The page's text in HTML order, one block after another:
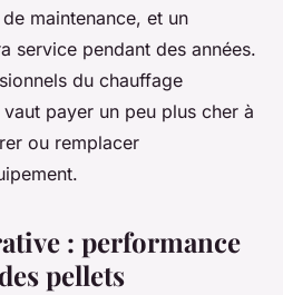
maintenance, et un
service pendant des années.
du chauffage
payer un peu plus cher à
ou remplacer
: performance
pellets